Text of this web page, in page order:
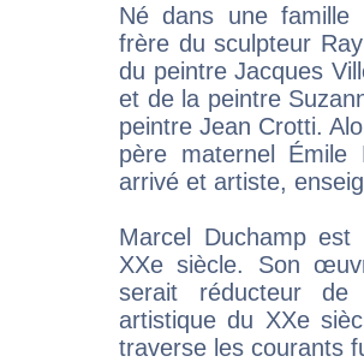
Né dans une famille
frère du sculpteur
du peintre Jacques
et de la peintre
peintre Jean Crotti.
père maternel Émile
arrivé et artiste,
Marcel Duchamp
XXe siècle. Son
serait réducteur
artistique du XXe
traverse les courants